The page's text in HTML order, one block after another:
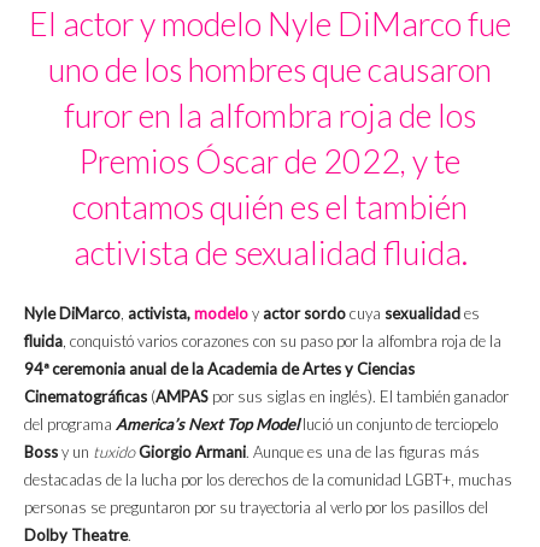
El actor y modelo Nyle DiMarco fue
uno de los hombres que causaron
furor en la alfombra roja de los
Premios Óscar de 2022, y te
contamos quién es el también
activista de sexualidad fluida.
Nyle DiMarco, activista,modeloy actor sordocuya sexualidades
fluida, conquistó varios corazones con su paso por la alfombra roja de la
94ª ceremonia anual de laAcademia de Artes y Ciencias
Cinematográficas (AMPAS por sus siglas en inglés). El también ganador
del programa America’s Next Top Model lució un conjunto de terciopelo
Bossy un tuxidoGiorgio Armani. Aunque es una de las figuras más
destacadas de la lucha por los derechos de la comunidad LGBT+, muchas
personas se preguntaron por su trayectoria al verlo por los pasillos del
Dolby Theatre.